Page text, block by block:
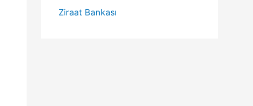
Ziraat Bankası